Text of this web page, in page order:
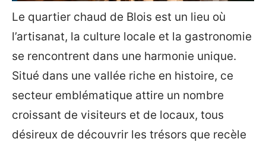
Le quartier chaud de Blois est un lieu où
l’artisanat, la culture locale et la gastronomie
se rencontrent dans une harmonie unique.
Situé dans une vallée riche en histoire, ce
secteur emblématique attire un nombre
croissant de visiteurs et de locaux, tous
désireux de découvrir les trésors que recèle